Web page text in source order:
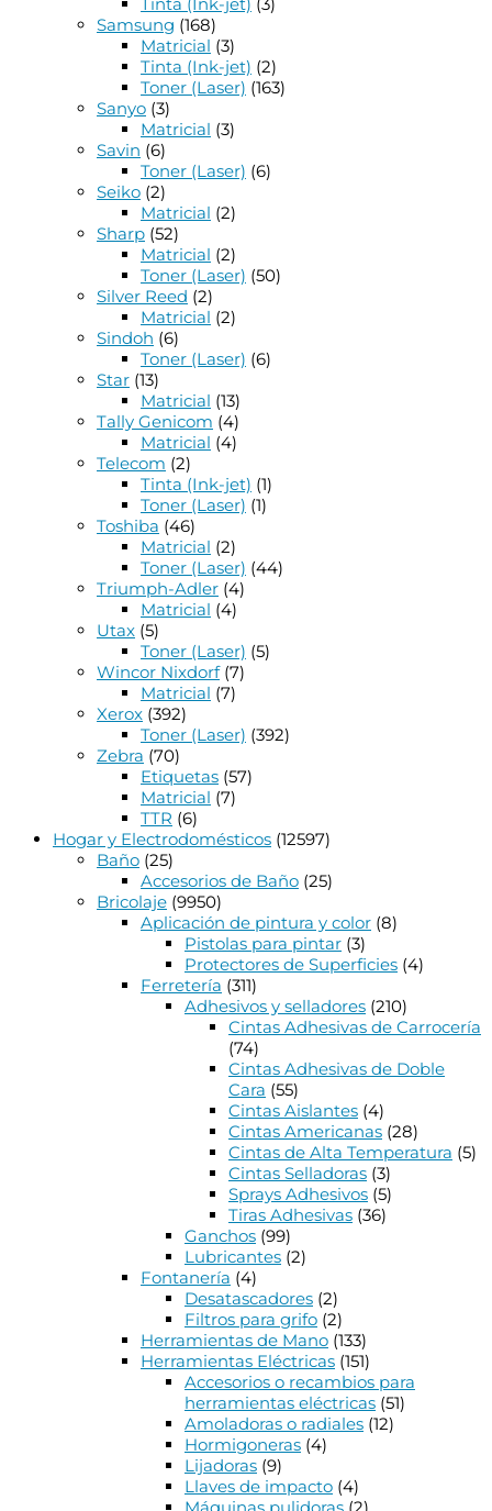
Samsung (168)
Matricial (3)
Tinta (Ink-jet) (2)
Toner (Laser) (163)
Sanyo (3)
Matricial (3)
Savin (6)
Toner (Laser) (6)
Seiko (2)
Matricial (2)
Sharp (52)
Matricial (2)
Toner (Laser) (50)
Silver Reed (2)
Matricial (2)
Sindoh (6)
Toner (Laser) (6)
Star (13)
Matricial (13)
Tally Genicom (4)
Matricial (4)
Telecom (2)
Tinta (Ink-jet) (1)
Toner (Laser) (1)
Toshiba (46)
Matricial (2)
Toner (Laser) (44)
Triumph-Adler (4)
Matricial (4)
Utax (5)
Toner (Laser) (5)
Wincor Nixdorf (7)
Matricial (7)
Xerox (392)
Toner (Laser) (392)
Zebra (70)
Etiquetas (57)
Matricial (7)
TTR (6)
Hogar y Electrodomésticos (12597)
Baño (25)
Accesorios de Baño (25)
Bricolaje (9950)
Aplicación de pintura y color (8)
Pistolas para pintar (3)
Protectores de Superficies (4)
Ferretería (311)
Adhesivos y selladores (210)
Cintas Adhesivas de Carrocería
(74)
Cintas Adhesivas de Doble
Cara (55)
Cintas Aislantes (4)
Cintas Americanas (28)
Cintas de Alta Temperatura (5)
Cintas Selladoras (3)
Sprays Adhesivos (5)
Tiras Adhesivas (36)
Ganchos (99)
Lubricantes (2)
Fontanería (4)
Desatascadores (2)
Filtros para grifo (2)
Herramientas de Mano (133)
Herramientas Eléctricas (151)
Accesorios o recambios para
herramientas eléctricas (51)
Amoladoras o radiales (12)
Hormigoneras (4)
Lijadoras (9)
Llaves de impacto (4)
Máquinas pulidoras (2)